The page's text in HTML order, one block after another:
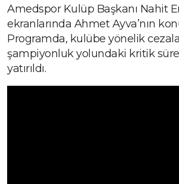
Amedspor Kulüp Başkanı Nahit
ekranlarında Ahmet Ayva’nın
Programda, kulübe yönelik
şampiyonluk yolundaki kritik
yatırıldı.